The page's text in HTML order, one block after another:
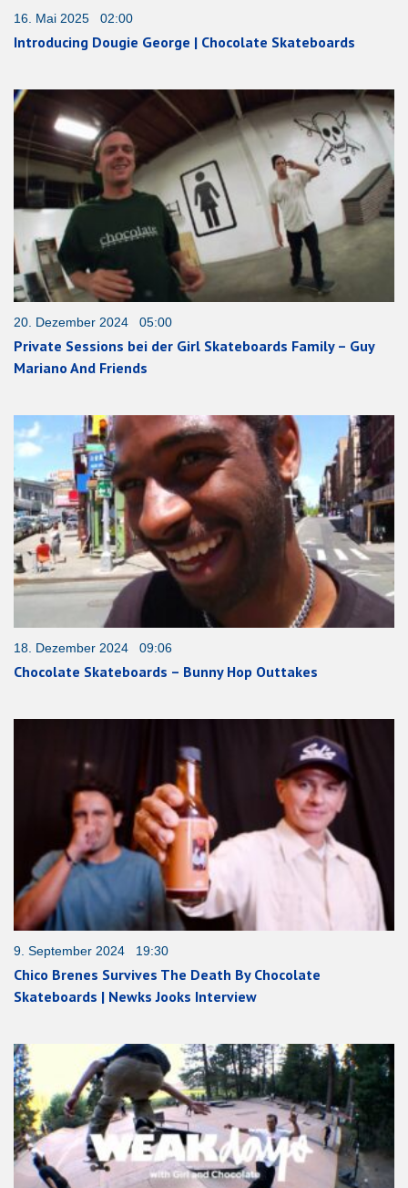
16. Mai 2025 02:00
Introducing Dougie George | Chocolate Skateboards
20. Dezember 2024 05:00
Private Sessions bei der Girl Skateboards Family – Guy
Mariano And Friends
18. Dezember 2024 09:06
Chocolate Skateboards – Bunny Hop Outtakes
9. September 2024 19:30
Chico Brenes Survives The Death By Chocolate
Skateboards | Newks Jooks Interview